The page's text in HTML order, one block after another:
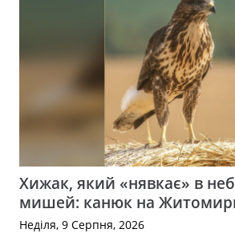
Хижак, який «нявкає» в
мишей: канюк на
Неділя, 9 Серпня, 2026